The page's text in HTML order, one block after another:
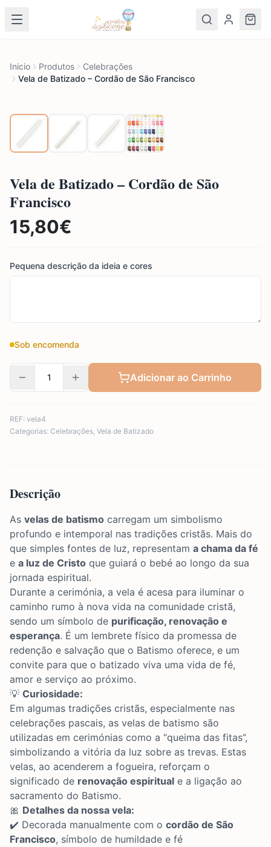
Inicio Produtos
Celebrações
Vela de Batizado – Cordão de São Francisco
Vela de Batizado – Cordão de São
Francisco
15,80€
Pequena descrição da ideia e cores
Sob encomenda
Adicionar ao Carrinho
REF: vela4
Categorias: Celebrações, Vela de Batizado
Descrição
As velas de batismo carregam um simbolismo
profundo e intemporal nas tradições cristãs. Mais do
que simples fontes de luz, representam a chama da fé
e a luz de Cristo que guiará o bebé ao longo da sua
jornada espiritual.
Durante a cerimónia, a vela é acesa para iluminar o
caminho rumo à nova vida na comunidade cristã,
sendo um símbolo de purificação, renovação e
esperança. É um lembrete físico da promessa de
redenção e salvação que o Batismo oferece, e um
convite para que o batizado viva uma vida de fé,
amor e serviço ao próximo.
💡 Curiosidade:
Em algumas tradições cristãs, especialmente nas
celebrações pascais, as velas de batismo são
utilizadas em cerimónias como a “queima das fitas”,
simbolizando a vitória da luz sobre as trevas. Estas
velas, ao acenderem a fogueira, reforçam o
significado de renovação espiritual e a ligação ao
sacramento do Batismo.
🎀 Detalhes da nossa vela:
✔️ Decorada manualmente com o cordão de São
Francisco, símbolo de humildade e fé